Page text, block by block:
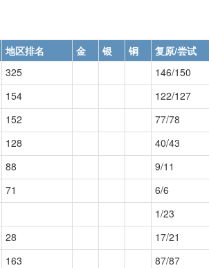
地区排名 金 银 铜
复原/尝试
325
146/150
154
122/127
152
77/78
128
40/43
88
9/11
71
6/6
1/23
28
17/21
163
87/87